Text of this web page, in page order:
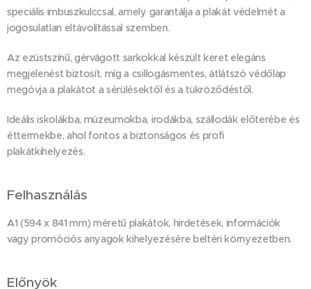
speciális imbuszkulccsal, amely garantálja a plakát védelmét a
jogosulatlan eltávolítással szemben.
Az ezüstszínű, gérvágott sarkokkal készült keret elegáns
megjelenést biztosít, míg a csillogásmentes, átlátszó védőlap
megóvja a plakátot a sérülésektől és a tükröződéstől.
Ideális iskolákba, múzeumokba, irodákba, szállodák előterébe és
éttermekbe, ahol fontos a biztonságos és profi
plakátkihelyezés.
Felhasználás
A1 (594 x 841 mm) méretű plakátok, hirdetések, információk
vagy promóciós anyagok kihelyezésére beltéri környezetben.
Előnyök